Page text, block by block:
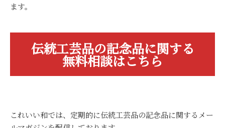
ます。
伝統工芸品の記念品に関する
無料相談はこちら
これいい和では、定期的に伝統工芸品の記念品に関するメー